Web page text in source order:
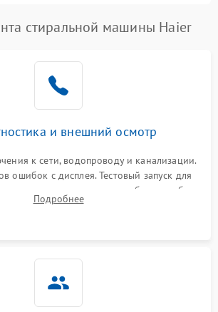
стиральной машины Haier
и внешний осмотр
к сети, водопроводу и канализации.
ошибок с дисплея. Тестовый запуск для
шумов, протечек или сбоев в работе
модуля управления.
Подробнее